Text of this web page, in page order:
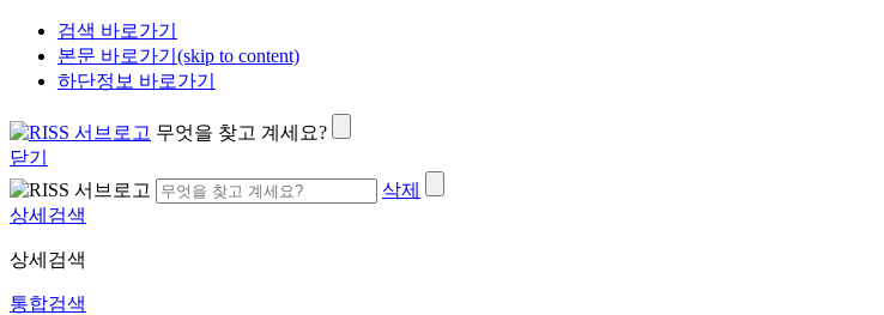
검색 바로가기
본문 바로가기(skip to content)
하단정보 바로가기
무엇을 찾고 계세요?
닫기
삭제
상세검색
상세검색
통합검색